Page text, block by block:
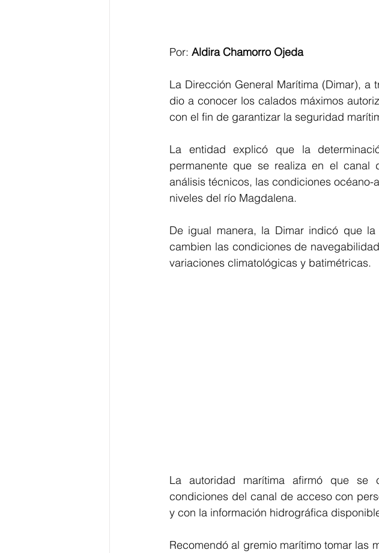
Por: Aldira Chamorro Ojeda
La Dirección General Marítima (Dimar), a
dio a conocer los calados máximos
con el fin de garantizar la seguridad
La entidad explicó que la
permanente que se realiza en el canal
análisis técnicos, las condiciones
niveles del río Magdalena.
De igual manera, la Dimar indicó que
cambien las condiciones de
variaciones climatológicas y batimétricas.
La autoridad marítima afirmó que se
condiciones del canal de acceso con
y con la información hidrográfica
Recomendó al gremio marítimo tomar las